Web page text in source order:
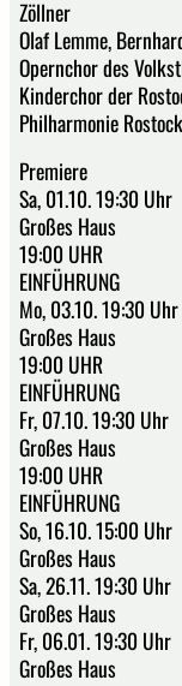
Zöllner
Olaf Lemme,
Opernchor des
Kinderchor der
Philharmonie Rostock
Premiere
Sa, 01.10. 19:30 Uhr
Großes Haus
19:00 UHR
EINFÜHRUNG
Mo, 03.10. 19:30 Uhr
Großes Haus
19:00 UHR
EINFÜHRUNG
Fr, 07.10. 19:30 Uhr
Großes Haus
19:00 UHR
EINFÜHRUNG
So, 16.10. 15:00 Uhr
Großes Haus
Sa, 26.11. 19:30 Uhr
Großes Haus
Fr, 06.01. 19:30 Uhr
Großes Haus